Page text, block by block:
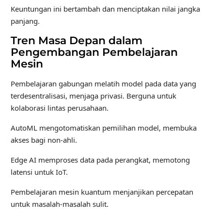
Keuntungan ini bertambah dan menciptakan nilai jangka
panjang.
Tren Masa Depan dalam
Pengembangan Pembelajaran
Mesin
Pembelajaran gabungan melatih model pada data yang
terdesentralisasi, menjaga privasi. Berguna untuk
kolaborasi lintas perusahaan.
AutoML mengotomatiskan pemilihan model, membuka
akses bagi non-ahli.
Edge AI memproses data pada perangkat, memotong
latensi untuk IoT.
Pembelajaran mesin kuantum menjanjikan percepatan
untuk masalah-masalah sulit.